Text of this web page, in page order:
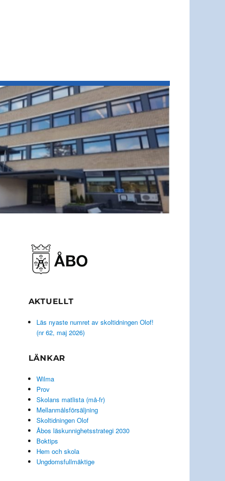
AKTUELLT
Läs nyaste numret av skoltidningen Olof!
(nr 62, maj 2026)
LÄNKAR
Wilma
Prov
Skolans matlista (må-fr)
Mellanmålsförsäljning
Skoltidningen Olof
Åbos läskunnighetsstrategi 2030
Boktips
Hem och skola
Ungdomsfullmäktige